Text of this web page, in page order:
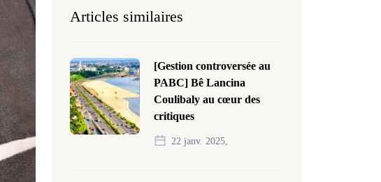
Articles similaires
[Gestion controversée au
PABC] Bê Lancina
Coulibaly au cœur des
critiques
22 janv. 2025,